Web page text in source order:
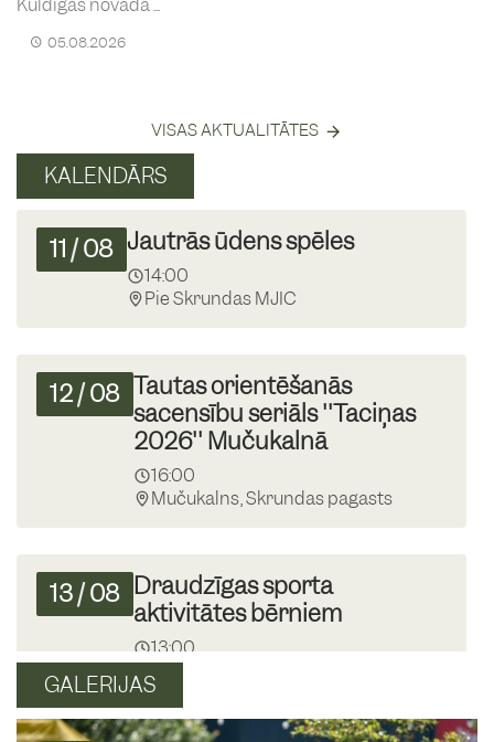
05.08.2026
VISAS AKTUALITĀTES
KALENDĀRS
11 /08 Jautrās ūdens spēles
14:00
Pie Skrundas MJIC
12/08 Tautas orientēšanās
sacensību seriāls ''Taciņas
2026'' Mučukalnā
16:00
Mučukalns, Skrundas pagasts
13/08 Draudzīgas sporta
aktivitātes bērniem
13:00
Skrundas MJIC
GALERIJAS